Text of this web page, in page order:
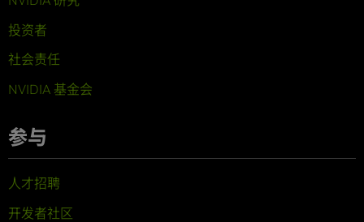
投资者
社会责任
NVIDIA 基金会
参与
人才招聘
开发者社区